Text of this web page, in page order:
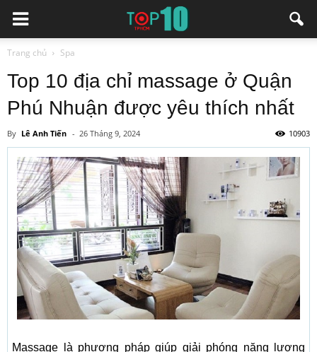
Trang chủ Spa
Top 10 địa chỉ massage ở Quận
Phú Nhuận được yêu thích nhất
By Lê Anh Tiến - 26 Tháng 9, 2024 10903
Massage là phương pháp giúp giải phóng năng lượng